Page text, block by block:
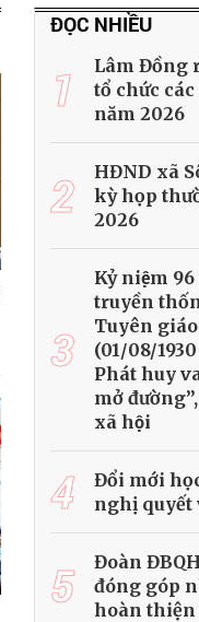
ĐỌC NHIỀU
1
Lâm Đồng
tổ chức
năm 2026
2
HĐND xã
kỳ họp
2026
3
Kỷ niệm
truyền
Tuyên
(01/08/
Phát huy
mở
xã hội
4
Đổi mới
nghị quyết
5
Đoàn
đóng góp
hoàn thiện